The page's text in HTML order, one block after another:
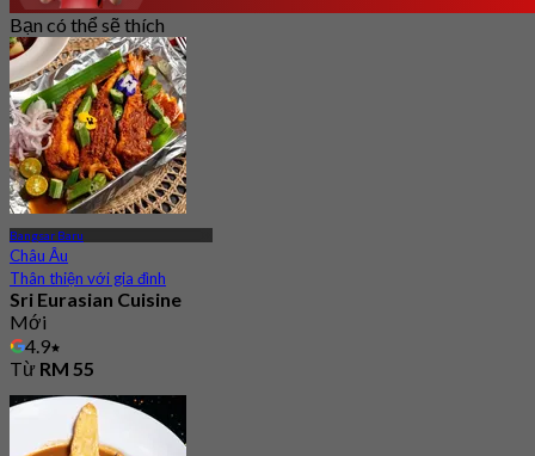
Bạn có thể sẽ thích
Bangsar Baru
Châu Âu
Thân thiện với gia đình
Sri Eurasian Cuisine
Mới
4.9
Từ RM 55